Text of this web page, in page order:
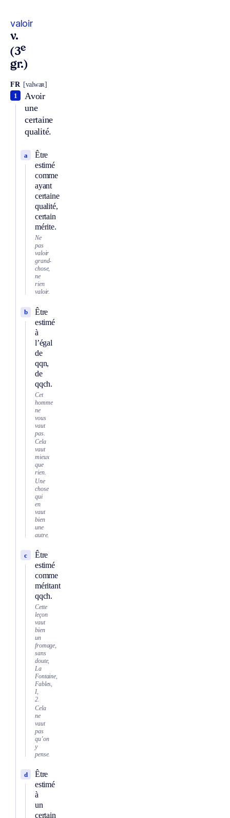
valoir
v.
(3e
gr.)
FR [valwaʀ]
Avoir
une
certaine
qualité.
1
Être
estimé
comme
ayant
certaine
qualité,
certain
mérite.
a
Ne
pas
valoir
grand-
chose,
ne
rien
valoir.
Être
estimé
à
l’égal
de
qqn,
de
qqch.
b
Cet
homme
ne
vous
vaut
pas.
Cela
vaut
mieux
que
rien.
Une
chose
qui
en
vaut
bien
une
autre.
Être
estimé
comme
méritant
qqch.
c
Cette
leçon
vaut
bien
un
fromage,
sans
doute,
La
Fontaine,
Fables,
I,
2.
Cela
ne
vaut
pas
qu’on
y
pense.
Être
estimé
à
un
certain
d